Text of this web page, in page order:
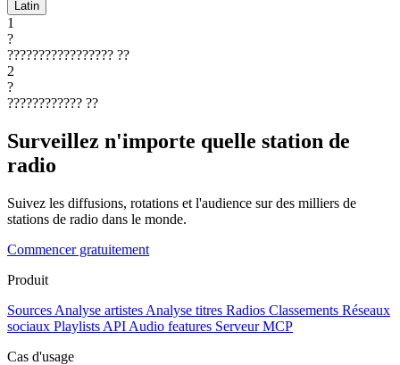
Latin
1
?
????????????????? ??
2
?
???????????? ??
Surveillez n'importe quelle station de
radio
Suivez les diffusions, rotations et l'audience sur des milliers de
stations de radio dans le monde.
Commencer gratuitement
Produit
Sources Analyse artistes Analyse titres Radios Classements Réseaux
sociaux Playlists API Audio features Serveur MCP
Cas d'usage